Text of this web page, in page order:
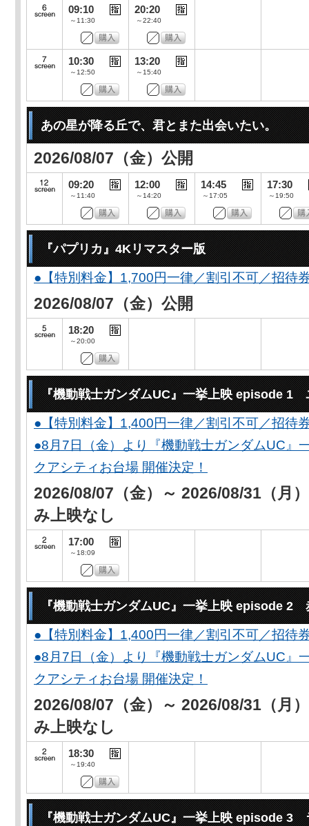
09:10
～11:30
20:20
～22:40
10:30
～12:50
13:20
～15:40
あの星が降る丘で、君とまた出会いたい。
2026/08/07（金）公開
09:20
～11:40
12:00
～14:20
14:45
～17:05
17:30
～19:50
『パプリカ』4Kリマスター版
●【特別料金】1,700円一律／割引不可／招待
2026/08/07（金）公開
18:20
～20:00
『機動戦士ガンダムUC』一挙上映 episode 1
●【特別料金】1,400円一律／割引不可／招待
●8月7日（金）より『機動戦士ガンダムUC』
クアシティお台場 開催決定！
2026/08/07（金）～ 2026/08/31（月
み上映なし
17:00
～18:09
『機動戦士ガンダムUC』一挙上映 episode 2
●【特別料金】1,400円一律／割引不可／招待
●8月7日（金）より『機動戦士ガンダムUC』
クアシティお台場 開催決定！
2026/08/07（金）～ 2026/08/31（月
み上映なし
18:30
～19:40
『機動戦士ガンダムUC』一挙上映 episode 3